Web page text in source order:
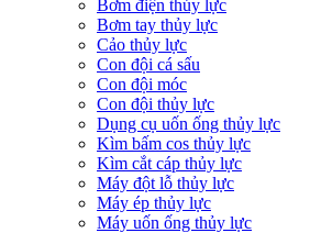
Bơm điện thủy lực
Bơm tay thủy lực
Cảo thủy lực
Con đội cá sấu
Con đội móc
Con đội thủy lực
Dụng cụ uốn ống thủy lực
Kìm bấm cos thủy lực
Kìm cắt cáp thủy lực
Máy đột lỗ thủy lực
Máy ép thủy lực
Máy uốn ống thủy lực